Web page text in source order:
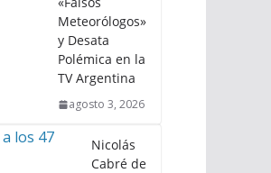
Meteorólogos»
y Desata
Polémica en la
TV Argentina
agosto 3, 2026
Nicolás
Cabré de